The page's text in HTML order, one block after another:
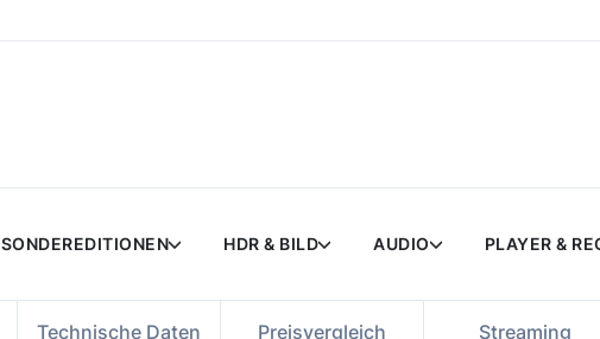
SONDEREDITIONEN HDR & BILD AUDIO PLAYER &
Technische Daten Preisvergleich Streaming